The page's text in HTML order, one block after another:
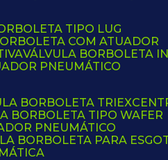
TIPO LUG
COM ATUADOR
VÁLVULA BORBOLETA
PNEUMÁTICO
BORBOLETA
BORBOLETA TIPO WAFER
PNEUMÁTICO
BORBOLETA PARA